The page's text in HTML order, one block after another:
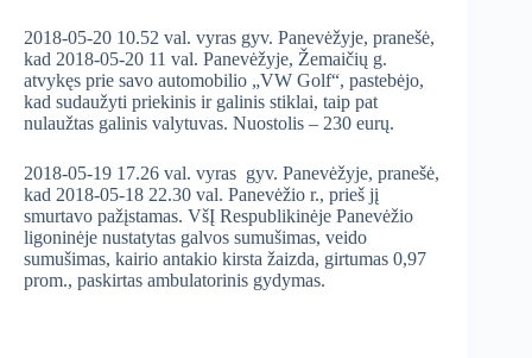
2018-05-20 10.52 val. vyras gyv. Panevėžyje, pranešė,
kad 2018-05-20 11 val. Panevėžyje, Žemaičių g.
atvykęs prie savo automobilio „VW Golf“, pastebėjo,
kad sudaužyti priekinis ir galinis stiklai, taip pat
nulaužtas galinis valytuvas. Nuostolis – 230 eurų.
2018-05-19 17.26 val. vyras gyv. Panevėžyje, pranešė,
kad 2018-05-18 22.30 val. Panevėžio r., prieš jį
smurtavo pažįstamas. VšĮ Respublikinėje Panevėžio
ligoninėje nustatytas galvos sumušimas, veido
sumušimas, kairio antakio kirsta žaizda, girtumas 0,97
prom., paskirtas ambulatorinis gydymas.